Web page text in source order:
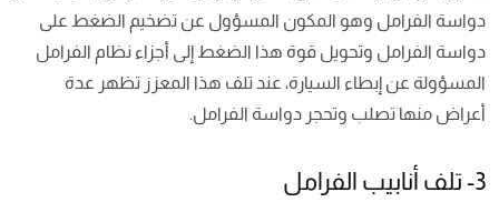
دواسة الفرامل وهو المكون المسؤول عن تضخيم الضغط على
دواسة الفرامل وتحويل قوة هذا الضغط إلى أجزاء نظام الفرامل
المسؤولة عن إبطاء السيارة، عند تلف هذا المعزز تظهر عدة
أعراض منها تصلب وتحجر دواسة الفرامل.
3- تلف أنابيب الفرامل